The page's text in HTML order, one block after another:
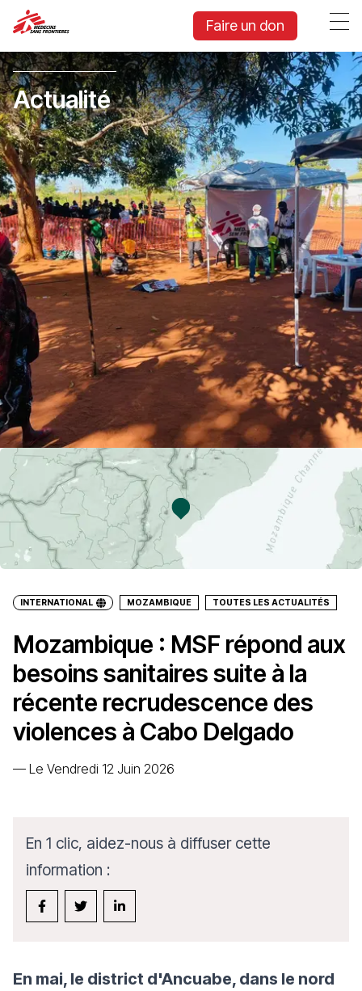
Faire un don
Actualité
INTERNATIONAL MOZAMBIQUE TOUTES LES ACTUALITÉS
Mozambique : MSF répond aux
besoins sanitaires suite à la
récente recrudescence des
violences à Cabo Delgado
— Le Vendredi 12 Juin 2026
En 1 clic, aidez-nous à diffuser cette
information :
En mai, le district d'Ancuabe, dans le nord